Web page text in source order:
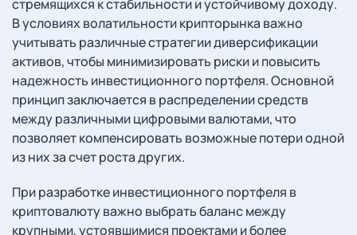
стремящихся к стабильности и устойчивому доходу.
В условиях волатильности крипторынка важно
учитывать различные стратегии диверсификации
активов, чтобы минимизировать риски и повысить
надежность инвестиционного портфеля. Основной
принцип заключается в распределении средств
между различными цифровыми валютами, что
позволяет компенсировать возможные потери одной
из них за счет роста других.
При разработке инвестиционного портфеля в
криптовалюту важно выбрать баланс между
крупными, устоявшимися проектами и более